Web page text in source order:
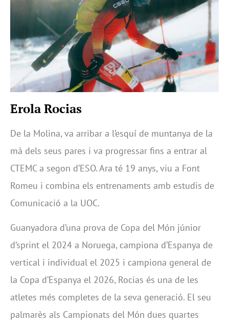
Erola Rocias
De la Molina, va arribar a l’esquí de muntanya de la
mà dels seus pares i va progressar fins a entrar al
CTEMC a segon d’ESO. Ara té 19 anys, viu a Font
Romeu i combina els entrenaments amb estudis de
Comunicació a la UOC.
Guanyadora d’una prova de Copa del Món júnior
d’sprint el 2024 a Noruega, campiona d’Espanya de
vertical i individual el 2025 i campiona general de
la Copa d’Espanya el 2026, Rocias és una de les
atletes més completes de la seva generació. El seu
palmarès als Campionats del Món dues quartes